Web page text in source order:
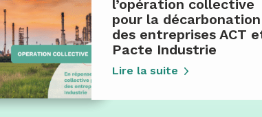
l’opération collective
pour la décarbonation
des entreprises ACT
Pacte Industrie
Lire la suite